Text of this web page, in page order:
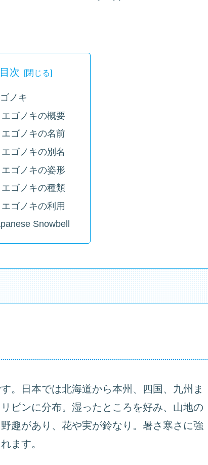
目次
ノキ
エゴノキの概要
エゴノキの名前
エゴノキの別名
エゴノキの姿形
エゴノキの種類
エゴノキの利用
Snowbell
。日本では北海道から本州、四国、九州ま
ピンに分布。湿ったところを好み、山地の
趣があり、花や実が鈴なり。暑さ寒さに強
ます。